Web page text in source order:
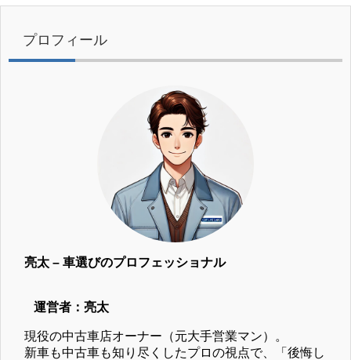
プロフィール
亮太 – 車選びのプロフェッショナル
運営者：亮太
現役の中古車店オーナー（元大手営業マン）。
新車も中古車も知り尽くしたプロの視点で、「後悔し